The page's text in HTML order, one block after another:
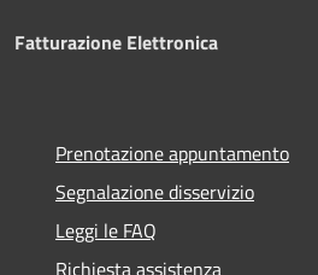
Fatturazione Elettronica
Prenotazione appuntamento
Segnalazione disservizio
Leggi le FAQ
Richiesta assistenza